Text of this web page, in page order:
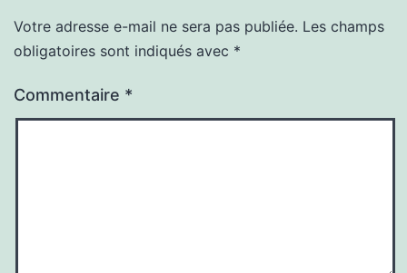
Votre adresse e-mail ne sera pas publiée. Les champs
obligatoires sont indiqués avec *
Commentaire *